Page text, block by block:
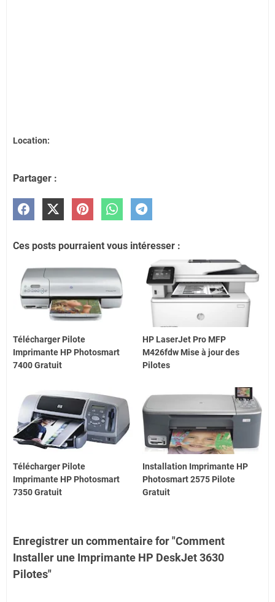
Location:
Partager :
Ces posts pourraient vous intéresser :
Télécharger Pilote
Imprimante HP Photosmart
7400 Gratuit
HP LaserJet Pro MFP
M426fdw Mise à jour des
Pilotes
Télécharger Pilote
Imprimante HP Photosmart
7350 Gratuit
Installation Imprimante HP
Photosmart 2575 Pilote
Gratuit
Enregistrer un commentaire for "Comment
Installer une Imprimante HP DeskJet 3630
Pilotes"